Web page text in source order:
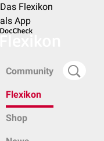
Das Flexikon
als App
Community
Flexikon
Shop